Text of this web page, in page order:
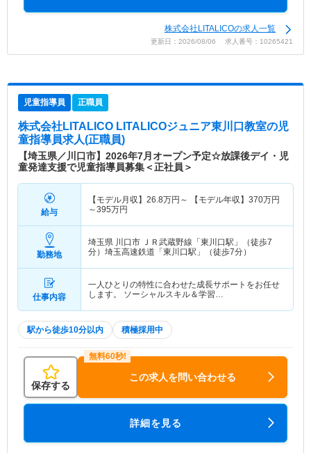
株式会社LITALICOの求人一覧
更新日：2026/08/06 求人番号：10265421
児童指導員 正職員
株式会社LITALICO LITALICOジュニア東川口教室の児
童指導員求人(正職員)
【埼玉県／川口市】2026年7月オープン予定☆放課後デイ・児
童発達支援で児童指導員募集＜正社員＞
給与
【モデル月収】 26.8万円～ 【モデル年収】 370万円
～395万円
勤務地
埼玉県 川口市 ＪＲ武蔵野線「東川口駅」（徒歩7
分）埼玉高速鉄道「東川口駅」（徒歩7分）
仕事内容
一人ひとりの特性に合わせた成長サポートをお任せ
します。 ソーシャルスキル＆学習…
駅から徒歩10分以内 積極採用中
保存する
この求人を問い合わせる
詳細を見る